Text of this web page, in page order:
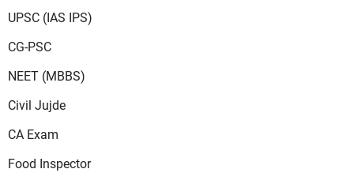
UPSC (IAS IPS)
CG-PSC
NEET (MBBS)
Civil Jujde
CA Exam
Food Inspector